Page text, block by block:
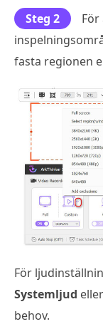
Steg 2
fasta regionen
För
Systemljud eller
behov.